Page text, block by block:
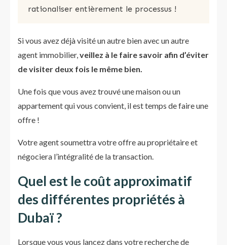
rationaliser entièrement le processus !
Si vous avez déjà visité un autre bien avec un autre
agent immobilier,veillez à le faire savoir afin d’éviter
de visiter deux fois le même bien.
Une fois que vous avez trouvé une maison ou un
appartement qui vous convient, il est temps de faire une
offre !
Votre agent soumettra votre offre au propriétaire et
négociera l’intégralité de la transaction.
Quel est le coût approximatif
des différentes propriétés à
Dubaï ?
Lorsque vous vous lancez dans votre recherche de